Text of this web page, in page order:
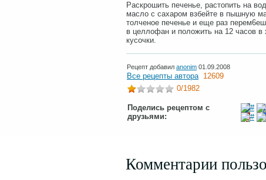
Раскрошить печенье, растопить на
масло с сахаром взбейте в пышную
толченое печенье и еще раз
в целлофан и положить на 12 часов в
кусочки.
Рецепт добавил anonim 01.09.2008
Все рецепты автора 12609
0/1982
Поделись рецептом с
друзьями:
Комментарии